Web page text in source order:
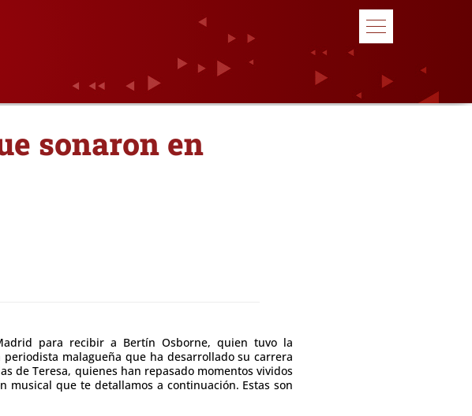
sonaron en
para recibir a Bertín Osborne, quien tuvo la
malagueña que ha desarrollado su carrera
de Teresa, quienes han repasado momentos vividos
musical que te detallamos a continuación. Estas son